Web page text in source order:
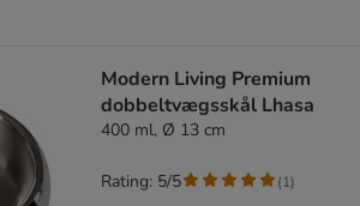
Modern Living Premium
dobbeltvægsskål Lhasa
400 ml, Ø 13 cm
Rating: 5/5 (1)